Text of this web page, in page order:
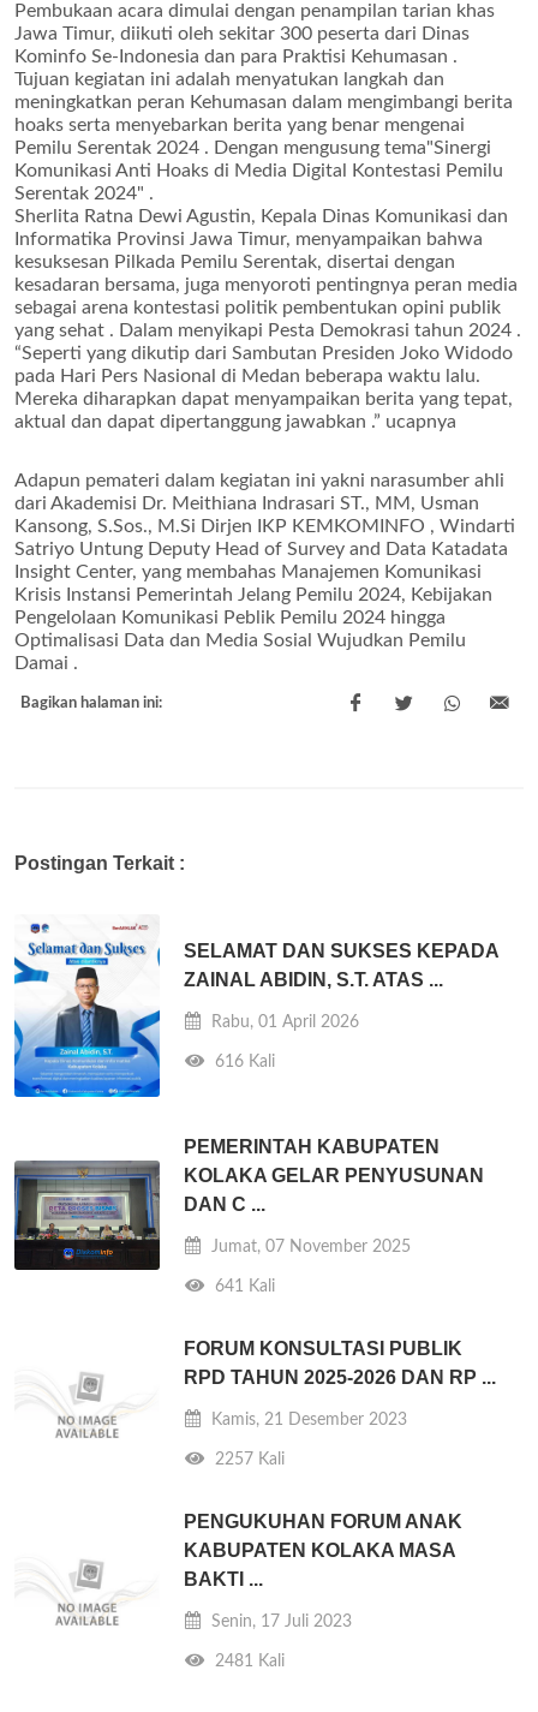
Pembukaan acara dimulai dengan penampilan tarian khas
Jawa Timur, diikuti oleh sekitar 300 peserta dari Dinas
Kominfo Se-Indonesia dan para Praktisi Kehumasan .
Tujuan kegiatan ini adalah menyatukan langkah dan
meningkatkan peran Kehumasan dalam mengimbangi berita
hoaks serta menyebarkan berita yang benar mengenai
Pemilu Serentak 2024 . Dengan mengusung tema"Sinergi
Komunikasi Anti Hoaks di Media Digital Kontestasi Pemilu
Serentak 2024" .
Sherlita Ratna Dewi Agustin, Kepala Dinas Komunikasi dan
Informatika Provinsi Jawa Timur, menyampaikan bahwa
kesuksesan Pilkada Pemilu Serentak, disertai dengan
kesadaran bersama, juga menyoroti pentingnya peran media
sebagai arena kontestasi politik pembentukan opini publik
yang sehat . Dalam menyikapi Pesta Demokrasi tahun 2024 .
“Seperti yang dikutip dari Sambutan Presiden Joko Widodo
pada Hari Pers Nasional di Medan beberapa waktu lalu.
Mereka diharapkan dapat menyampaikan berita yang tepat,
aktual dan dapat dipertanggung jawabkan .” ucapnya
Adapun pemateri dalam kegiatan ini yakni narasumber ahli
dari Akademisi Dr. Meithiana Indrasari ST., MM, Usman
Kansong, S.Sos., M.Si Dirjen IKP KEMKOMINFO , Windarti
Satriyo Untung Deputy Head of Survey and Data Katadata
Insight Center, yang membahas Manajemen Komunikasi
Krisis Instansi Pemerintah Jelang Pemilu 2024, Kebijakan
Pengelolaan Komunikasi Peblik Pemilu 2024 hingga
Optimalisasi Data dan Media Sosial Wujudkan Pemilu
Damai .
Bagikan halaman ini:
Postingan Terkait :
SELAMAT DAN SUKSES KEPADA
ZAINAL ABIDIN, S.T. ATAS ...
Rabu, 01 April 2026
616 Kali
PEMERINTAH KABUPATEN
KOLAKA GELAR PENYUSUNAN
DAN C ...
Jumat, 07 November 2025
641 Kali
FORUM KONSULTASI PUBLIK
RPD TAHUN 2025-2026 DAN RP ...
Kamis, 21 Desember 2023
2257 Kali
PENGUKUHAN FORUM ANAK
KABUPATEN KOLAKA MASA
BAKTI ...
Senin, 17 Juli 2023
2481 Kali